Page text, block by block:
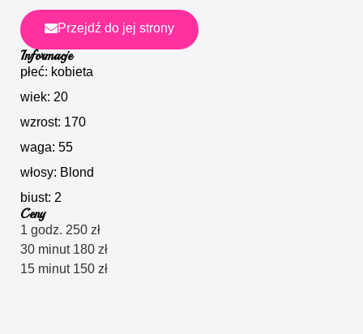
Przejdź do jej strony
Informacje
płeć: kobieta
wiek: 20
wzrost: 170
waga: 55
włosy: Blond
biust: 2
Ceny
1 godz. 250 zł
30 minut 180 zł
15 minut 150 zł